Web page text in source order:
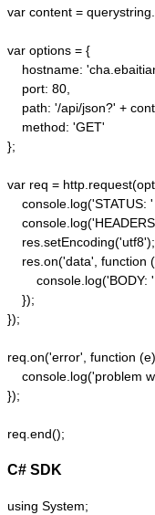
var content =
var options = {
hostname:
    port: 80,
path: '/api/json?' +
    method: 'GET'
};
var req =
console.log('STATUS:
    res.setEncoding('utf8');
res.on('data', function
console.log('BODY:
    });
});
req.on('error', function
console.log('problem
});
C# SDK
using System;